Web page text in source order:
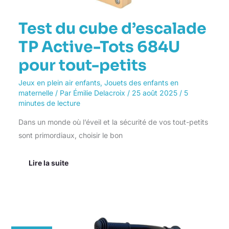
Test du cube d’escalade
TP Active-Tots 684U
pour tout-petits
Jeux en plein air enfants, Jouets des enfants en
maternelle/ Par Émilie Delacroix / 25 août 2025 / 5
minutes de lecture
Dans un monde où l’éveil et la sécurité de vos tout-petits
sont primordiaux, choisir le bon
Lire la suite